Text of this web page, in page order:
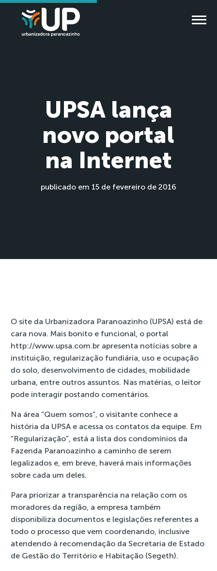
UPSA lança
novo portal
na Internet
publicado em 15 de fevereiro de 2016
O site da Urbanizadora Paranoazinho (UPSA) está de
cara nova. Mais bonito e funcional, o portal
http://www.upsa.com.br apresenta notícias sobre a
instituição, regularização fundiária, uso e ocupação
do solo, desenvolvimento de cidades, mobilidade
urbana, entre outros assuntos. Nas matérias, o leitor
pode interagir postando comentários.
Na área “Quem somos”, o visitante conhece a
história da UPSA e acessa os contatos da equipe. Em
“Regularização”, está a lista dos condomínios da
Fazenda Paranoazinho a caminho de serem
legalizados e, em breve, haverá mais informações
sobre cada um deles.
Para priorizar a transparência na relação com os
moradores da região, a empresa também
disponibiliza documentos e legislações referentes a
todo o processo que vem coordenando, inclusive
atendendo à recomendação da Secretaria de Estado
de Gestão do Território e Habitação (Segeth).